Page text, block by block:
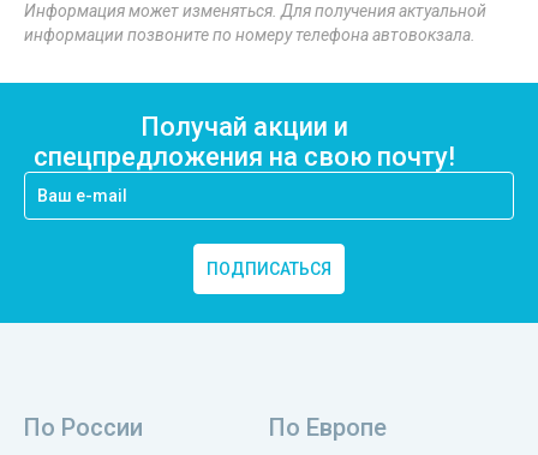
Информация может изменяться. Для получения актуальной
информации позвоните по номеру телефона автовокзала.
Получай акции и
спецпредложения на свою почту!
ПОДПИСАТЬСЯ
По России По Европе